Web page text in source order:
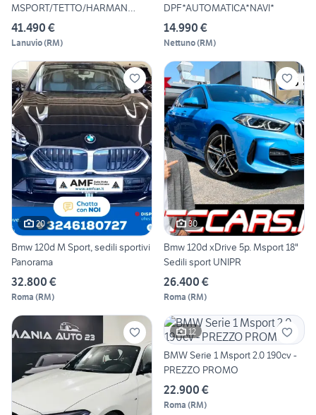
MSPORT/TETTO/HARMAN
KARDON/SEDILI
41.490 €
Lanuvio(RM)
DPF*AUTOMATICA*NAVI*
14.990 €
Nettuno(RM)
20
Bmw 120d M Sport, sedili sportivi
Panorama
32.800 €
Roma (RM)
30
Bmw 120d xDrive 5p. Msport 18"
Sedili sport UNIPR
26.400 €
Roma (RM)
12
BMW Serie 1 Msport 2.0 190cv -
PREZZO PROMO
22.900 €
Roma (RM)